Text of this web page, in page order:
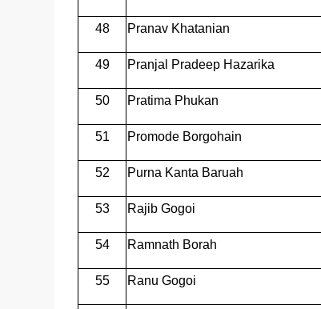
48 Pranav Khatanian
49 Pranjal Pradeep Hazarika
50 Pratima Phukan
51 Promode Borgohain
52 Purna Kanta Baruah
53 Rajib Gogoi
54 Ramnath Borah
55 Ranu Gogoi